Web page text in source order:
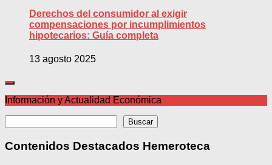
Derechos del consumidor al exigir
compensaciones por incumplimientos
hipotecarios: Guía completa
13 agosto 2025
Información y Actualidad Económica
Buscar
Contenidos Destacados Hemeroteca